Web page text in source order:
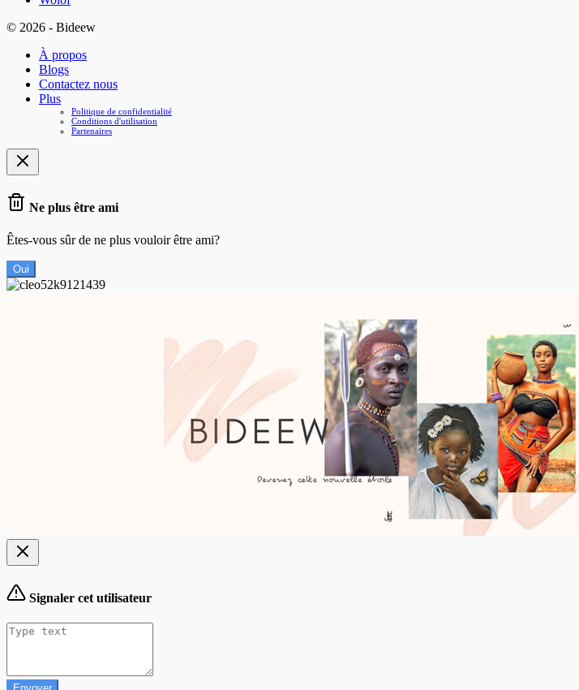
© 2026 - Bideew
À propos
Blogs
Contactez nous
Plus
Politique de confidentialité
Conditions d'utilisation
Partenaires
Ne plus être ami
Êtes-vous sûr de ne plus vouloir être ami?
Oui
Signaler cet utilisateur